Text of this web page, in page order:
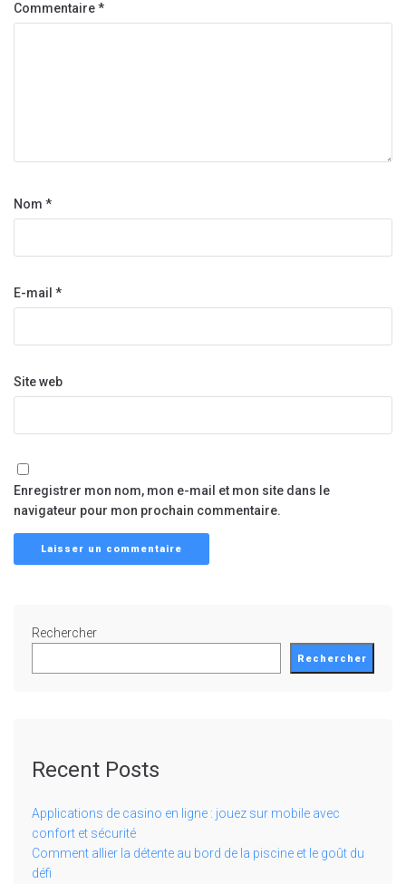
Commentaire*
Nom *
E-mail *
Site web
Enregistrer mon nom, mon e-mail et mon site dans le
navigateur pour mon prochain commentaire.
Rechercher
Rechercher
Recent Posts
Applications de casino en ligne : jouez sur mobile avec
confort et sécurité
Comment allier la détente au bord de la piscine et le goût du
défi